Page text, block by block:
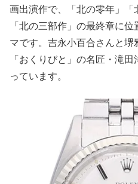
画出演作で、「北の零年」「
「北の三部作」の最終章に
マです。吉永小百合さんと堺
「おくりびと」の名匠・滝
っています。